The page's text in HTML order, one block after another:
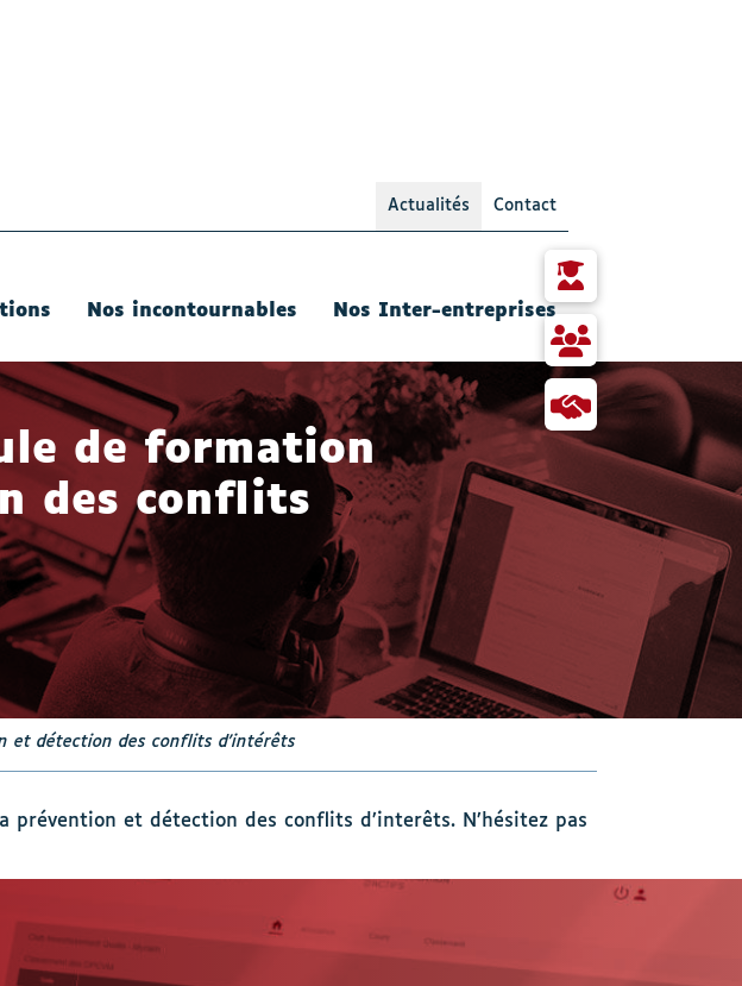
Actualités
- Actif
Contact
Nos incontournables Nos Inter-entreprises
Particulier
RH
et
responsable
Formation
Collaborer
avec
Qualis
de formation
des conflits
et détection des conflits d’intérêts
et détection des conflits d’interêts. N’hésitez pas